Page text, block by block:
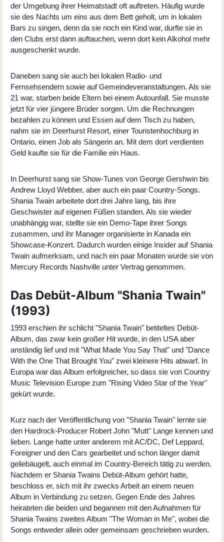
der Umgebung ihrer Heimatstadt oft auftreten. Häufig wurde
sie des Nachts um eins aus dem Bett geholt, um in lokalen
Bars zu singen, denn da sie noch ein Kind war, durfte sie in
den Clubs erst dann auftauchen, wenn dort kein Alkohol mehr
ausgeschenkt wurde.
Daneben sang sie auch bei lokalen Radio- und
Fernsehsendern sowie auf Gemeindeveranstaltungen. Als sie
21 war, starben beide Eltern bei einem Autounfall. Sie musste
jetzt für vier jüngere Brüder sorgen. Um die Rechnungen
bezahlen zu können und Essen auf dem Tisch zu haben,
nahm sie im Deerhurst Resort, einer Touristenhochburg in
Ontario, einen Job als Sängerin an. Mit dem dort verdienten
Geld kaufte sie für die Familie ein Haus.
In Deerhurst sang sie Show-Tunes von George Gershwin bis
Andrew Lloyd Webber, aber auch ein paar Country-Songs.
Shania Twain arbeitete dort drei Jahre lang, bis ihre
Geschwister auf eigenen Füßen standen. Als sie wieder
unabhängig war, stellte sie ein Demo-Tape ihrer Songs
zusammen, und ihr Manager organisierte in Kanada ein
Showcase-Konzert. Dadurch wurden einige Insider auf Shania
Twain aufmerksam, und nach ein paar Monaten wurde sie von
Mercury Records Nashville unter Vertrag genommen.
Das Debüt-Album "Shania Twain"
(1993)
1993 erschien ihr schlicht "Shania Twain" betiteltes Debüt-
Album, das zwar kein großer Hit wurde, in den USA aber
anständig lief und mit "What Made You Say That" und "Dance
With the One That Brought You" zwei kleinere Hits abwarf. In
Europa war das Album erfolgreicher, so dass sie von Country
Music Television Europe zum "Rising Video Star of the Year"
gekürt wurde.
Kurz nach der Veröffentlichung von "Shania Twain" lernte sie
den Hardrock-Producer Robert John "Mutt" Lange kennen und
lieben. Lange hatte unter anderem mit AC/DC, Def Leppard,
Foreigner und den Cars gearbeitet und schon länger damit
geliebäugelt, auch einmal im Country-Bereich tätig zu werden.
Nachdem er Shania Twains Debüt-Album gehört hatte,
beschloss er, sich mit ihr zwecks Arbeit an einem neuen
Album in Verbindung zu setzen. Gegen Ende des Jahres
heirateten die beiden und begannen mit den Aufnahmen für
Shania Twains zweites Album "The Woman in Me", wobei die
Songs entweder allein oder gemeinsam geschrieben wurden.